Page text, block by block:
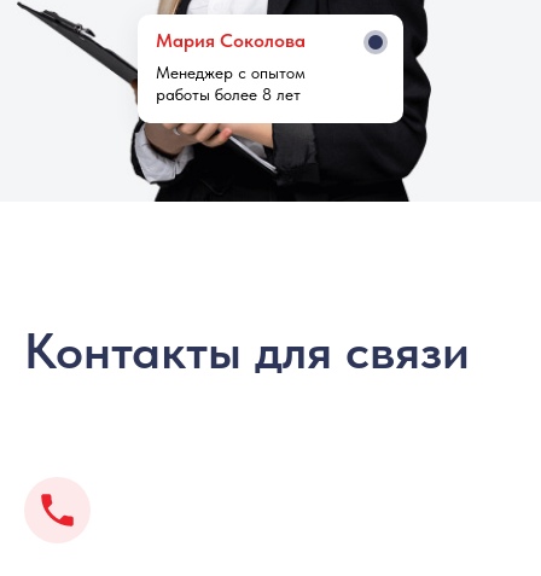
Менеджер с опытом
работы более 8 лет
Мария Cоколова
Контакты для связи